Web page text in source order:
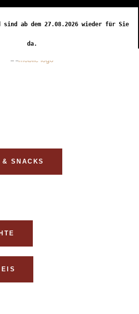
sind ab dem 27.08.2026 wieder für Sie
da.
SNACKS